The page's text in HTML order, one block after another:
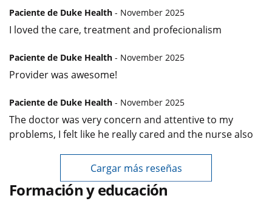
Paciente de Duke Health - November 2025
I loved the care, treatment and profecionalism
Paciente de Duke Health - November 2025
Provider was awesome!
Paciente de Duke Health - November 2025
The doctor was very concern and attentive to my
problems, I felt like he really cared and the nurse also
Cargar más reseñas
Formación y educación